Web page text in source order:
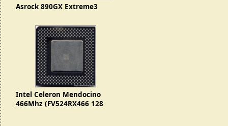
Asrock 890GX Extreme3
Intel Celeron Mendocino
466Mhz (FV524RX466 128